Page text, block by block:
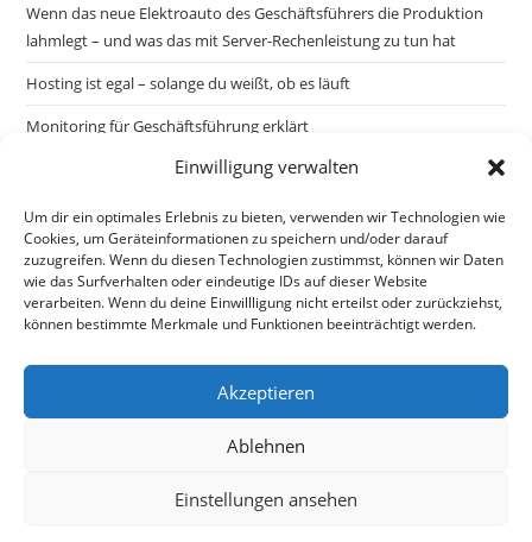
Einwilligung verwalten
Um dir ein optimales Erlebnis zu bieten, verwenden wir Technologien wie
Cookies, um Geräteinformationen zu speichern und/oder darauf
zuzugreifen. Wenn du diesen Technologien zustimmst, können wir Daten
wie das Surfverhalten oder eindeutige IDs auf dieser Website
verarbeiten. Wenn du deine Einwillligung nicht erteilst oder zurückziehst,
können bestimmte Merkmale und Funktionen beeinträchtigt werden.
Akzeptieren
Ablehnen
Einstellungen ansehen
Wenn das neue Elektroauto des Geschäftsführers die Produktion
lahmlegt – und was das mit Server-Rechenleistung zu tun hat
Hosting ist egal – solange du weißt, ob es läuft
Monitoring für Geschäftsführung erklärt
Datenschutzerklärung
Cookie-Richtlinie (EU)